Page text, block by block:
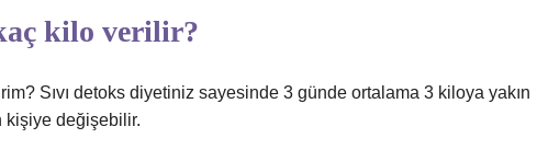
kilo verilir?
Sıvı detoks diyetiniz sayesinde 3 günde ortalama 3 kiloya yakın
kişiye değişebilir.